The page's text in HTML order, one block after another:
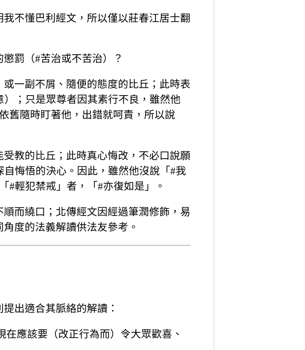
不懂巴利經文，所以僅以莊春江居士翻
罰（#苦治或不苦治）？
一副不屑、隨便的態度的比丘；此時表
；只是眾尊者因其素行不良，雖然他
舊隨時盯著他，出錯就呵責，所以說
教的比丘；此時真心悔改，不必口說願
悔悟的決心。因此，雖然他沒說「#我
#輕犯禁戒」者，「#亦復如是」。
而繞口；北傳經文因經過筆潤修飾，易
度的法義解讀供法友參考。
出適合其脈絡的解讀：
應該要（改正行為而）令大眾歡喜、